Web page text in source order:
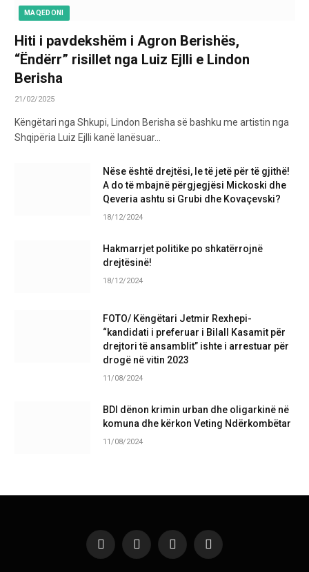
MAQEDONI
Hiti i pavdekshëm i Agron Berishës,
“Ëndërr” risillet nga Luiz Ejlli e Lindon
Berisha
21/02/2025
Këngëtari nga Shkupi, Lindon Berisha së bashku me artistin nga
Shqipëria Luiz Ejlli kanë lanësuar…
Nëse është drejtësi, le të jetë për të gjithë!
A do të mbajnë përgjegjësi Mickoski dhe
Qeveria ashtu si Grubi dhe Kovaçevski?
18/12/2024
Hakmarrjet politike po shkatërrojnë
drejtësinë!
18/12/2024
FOTO/ Këngëtari Jetmir Rexhepi-
“kandidati i preferuar i Bilall Kasamit për
drejtori të ansamblit” ishte i arrestuar për
drogë në vitin 2023
11/08/2024
BDI dënon krimin urban dhe oligarkinë në
komuna dhe kërkon Veting Ndërkombëtar
11/08/2024
Facebook
X
InstagramPinterest